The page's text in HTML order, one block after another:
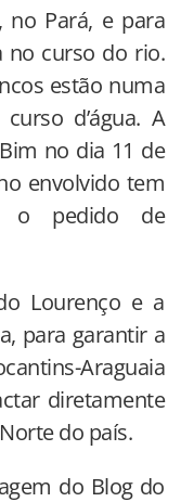
no Pará, e para
no curso do rio.
estão numa
d’água. A
no dia 11 de
envolvido tem
o pedido de
Lourenço e a
para garantir a
Araguaia
diretamente
do país.
do Blog do